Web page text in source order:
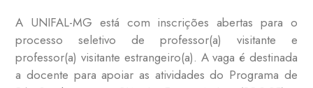
A UNIFAL-MG está com inscrições abertas para o
processo seletivo de professor(a) visitante e
professor(a) visitante estrangeiro(a). A vaga é destinada
a docente para apoiar as atividades do Programa de